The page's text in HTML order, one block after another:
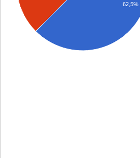
62,5%